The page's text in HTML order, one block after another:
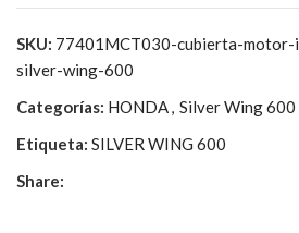
SKU: 77401MCT030-cubierta-
silver-wing-600
Categorías: HONDA Silver Wing
Etiqueta: SILVER WING 600
Share: